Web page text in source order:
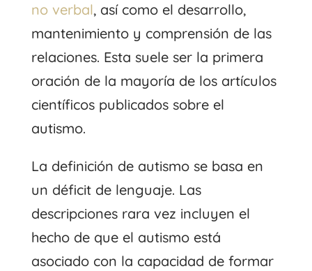
no verbal, así como el desarrollo,
mantenimiento y comprensión de las
relaciones. Esta suele ser la primera
oración de la mayoría de los artículos
científicos publicados sobre el
autismo.
La definición de autismo se basa en
un déficit de lenguaje. Las
descripciones rara vez incluyen el
hecho de que el autismo está
asociado con la capacidad de formar